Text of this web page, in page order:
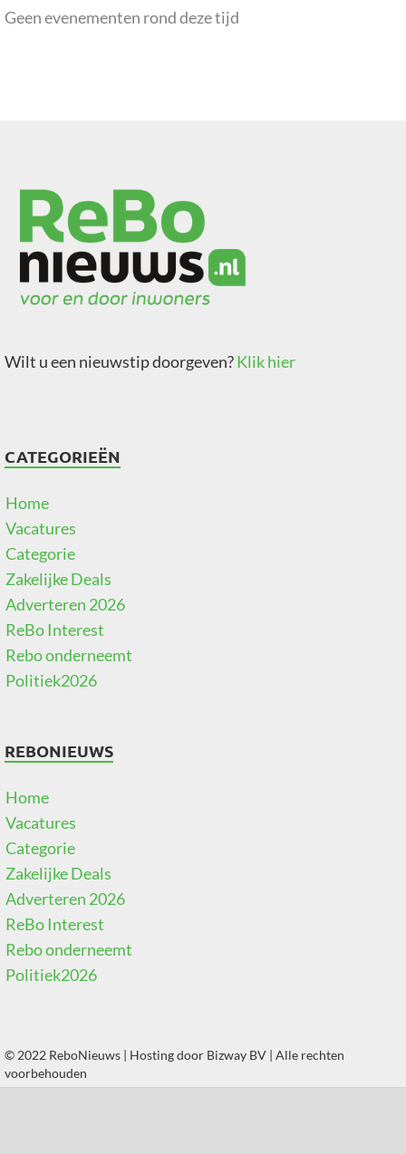
Geen evenementen rond deze tijd
Wilt u een nieuwstip doorgeven?Klik hier
CATEGORIEËN
Home
Vacatures
Categorie
Zakelijke Deals
Adverteren 2026
ReBo Interest
Rebo onderneemt
Politiek2026
REBONIEUWS
Home
Vacatures
Categorie
Zakelijke Deals
Adverteren 2026
ReBo Interest
Rebo onderneemt
Politiek2026
© 2022 ReboNieuws | Hosting door Bizway BV | Alle rechten
voorbehouden